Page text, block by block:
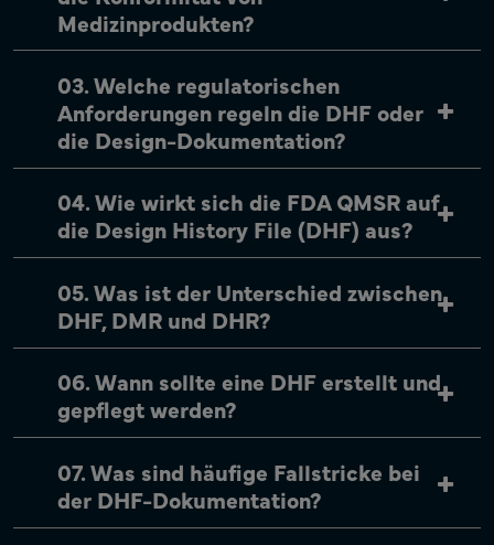
Medizinprodukten?
03. Welche regulatorischen
Anforderungen regeln die DHF oder
die Design-Dokumentation?
04. Wie wirkt sich die FDA QMSR auf
die Design History File (DHF) aus?
05. Was ist der Unterschied zwischen
DHF, DMR und DHR?
06. Wann sollte eine DHF erstellt und
gepflegt werden?
07. Was sind häufige Fallstricke bei
der DHF-Dokumentation?